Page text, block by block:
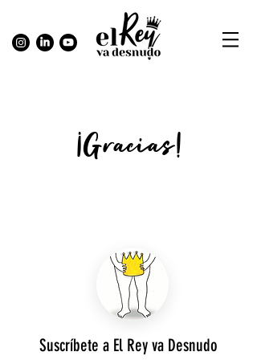
¡Gracias!
Suscríbete a El Rey va Desnudo